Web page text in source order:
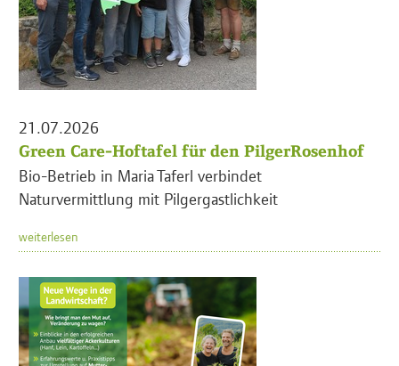
21.07.2026
Green Care-Hoftafel für den PilgerRosenhof
Bio-Betrieb in Maria Taferl verbindet
Naturvermittlung mit Pilgergastlichkeit
weiterlesen